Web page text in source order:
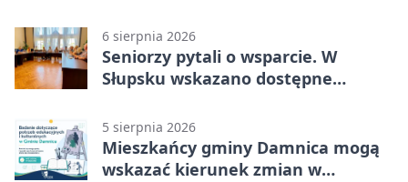
6 sierpnia 2026
Seniorzy pytali o wsparcie. W
Słupsku wskazano dostępne
5 sierpnia 2026
Mieszkańcy gminy Damnica mogą
wskazać kierunek zmian w